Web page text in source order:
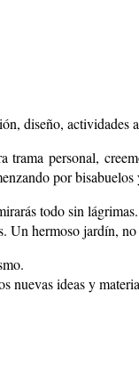
diseño, actividades
personal,
por
todo sin lágrimas.
Un hermoso jardín,
nuevas ideas y